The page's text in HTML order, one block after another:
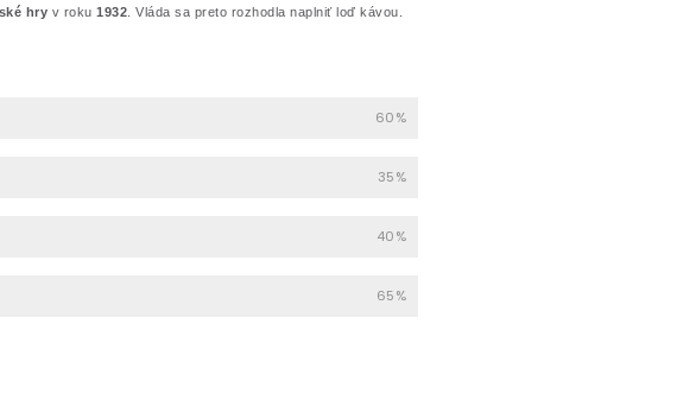
hry v roku 1932 . Vláda sa preto rozhodla naplniť loď kávou.
60%
35%
40%
65%